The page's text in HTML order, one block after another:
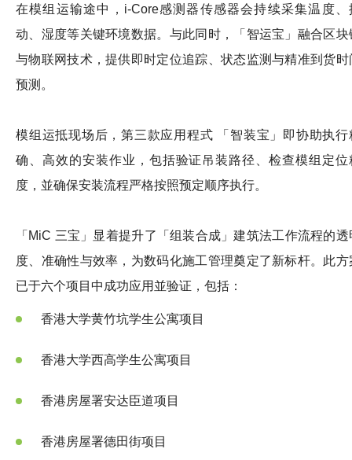
在模组运输途中，i-Core感测器传感器会持续采集温度、
动、湿度等关键环境数据。与此同时，「智运宝」融合区块
与物联网技术，提供即时定位追踪、状态监测与精准到货时
预测。
模组运抵现场后，第三款应用程式 「智装宝」即协助执行
确、高效的安装作业，包括验证吊装路径、检查模组定位
度，並确保安装流程严格按照预定顺序执行。
「MiC 三宝」显着提升了「组装合成」建筑法工作流程的透
度、准确性与效率，为数码化施工管理奠定了新标杆。此方
已于六个项目中成功应用並验证，包括：
香港大学黄竹坑学生公寓项目
香港大学西高学生公寓项目
香港房屋署安达臣道项目
香港房屋署德田街项目